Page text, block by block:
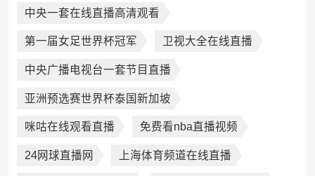
中央一套在线直播高清观看
第一届女足世界杯冠军 卫视大全在线直播
中央广播电视台一套节目直播
亚洲预选赛世界杯泰国新加坡
咪咕在线观看直播 免费看nba直播视频
24网球直播网 上海体育频道在线直播